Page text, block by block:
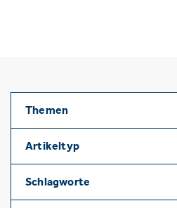
Themen
Artikeltyp
Schlagworte